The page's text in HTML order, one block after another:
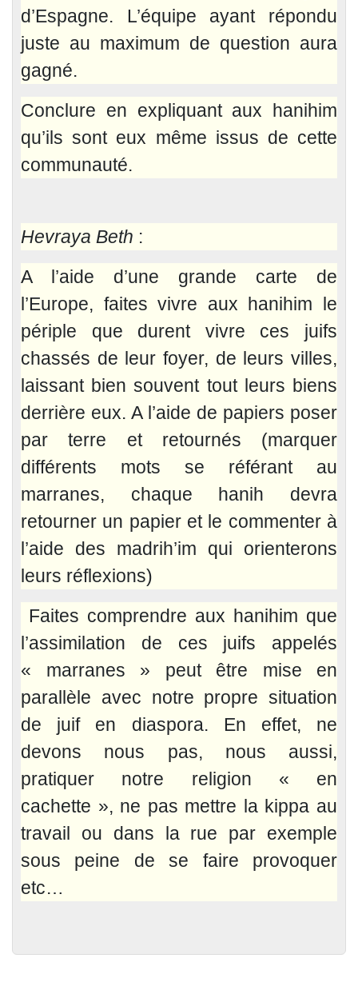
d’Espagne. L’équipe ayant répondu
juste au maximum de question aura
gagné.
Conclure en expliquant aux hanihim
qu’ils sont eux même issus de cette
communauté.
Hevraya Beth :
A l’aide d’une grande carte de
l’Europe, faites vivre aux hanihim le
périple que durent vivre ces juifs
chassés de leur foyer, de leurs villes,
laissant bien souvent tout leurs biens
derrière eux. A l’aide de papiers poser
par terre et retournés (marquer
différents mots se référant au
marranes, chaque hanih devra
retourner un papier et le commenter à
l’aide des madrih’im qui orienterons
leurs réflexions)
Faites comprendre aux hanihim que
l’assimilation de ces juifs appelés
« marranes » peut être mise en
parallèle avec notre propre situation
de juif en diaspora. En effet, ne
devons nous pas, nous aussi,
pratiquer notre religion « en
cachette », ne pas mettre la kippa au
travail ou dans la rue par exemple
sous peine de se faire provoquer
etc…